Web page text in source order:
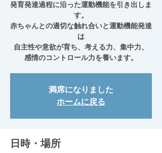
発育発達過程に沿った運動機能を引き出しま
す。
赤ちゃんとの適切な触れ合いと運動機能発達
は
自主性や意欲が育ち、考える力、集中力、
感情のコントロール力を養います。
満席になりました
ホームに戻る
日時・場所